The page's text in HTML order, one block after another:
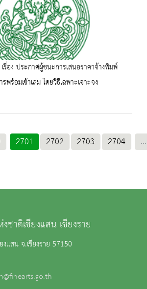
อง ประกาศผู้ชนะการเสนอราคาจ้างพิมพ์
พร้อมเข้าเล่ม โดยวิธีเฉพาะเจาะจง
2701 2702 2703 2704 ...
าติเชียงแสน เชียงราย
แสน จ.เชียงราย 57150